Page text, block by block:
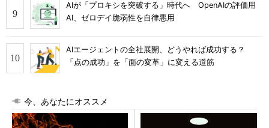
AIが「プロキシを突破する」時代へ OpenAIの評価用
AI、ゼロデイ脆弱性を自律悪用
AIエージェントの全社展開、どうやれば成功する？
「点の成功」を「面の変革」に変える道筋
今、あなたにオススメ